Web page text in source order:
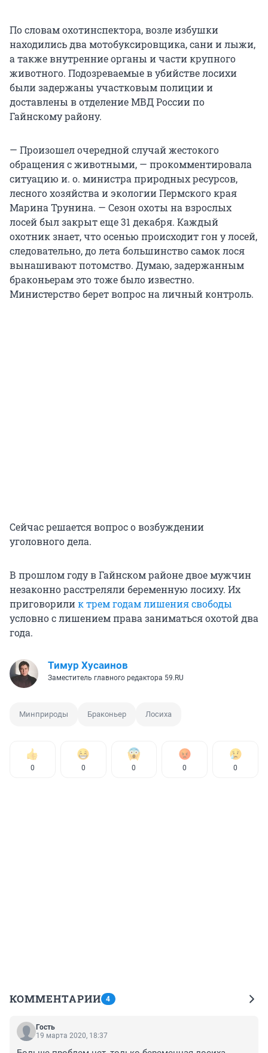
По словам охотинспектора, возле избушки
находились два мотобуксировщика, сани и лыжи,
а также внутренние органы и части крупного
животного. Подозреваемые в убийстве лосихи
были задержаны участковым полиции и
доставлены в отделение МВД России по
Гайнскому району.
— Произошел очередной случай жестокого
обращения с животными, — прокомментировала
ситуацию и. о. министра природных ресурсов,
лесного хозяйства и экологии Пермского края
Марина Трунина. — Сезон охоты на взрослых
лосей был закрыт еще 31 декабря. Каждый
охотник знает, что осенью происходит гон у лосей,
следовательно, до лета большинство самок лося
вынашивают потомство. Думаю, задержанным
браконьерам это тоже было известно.
Министерство берет вопрос на личный контроль.
Сейчас решается вопрос о возбуждении
уголовного дела.
В прошлом году в Гайнском районе двое мужчин
незаконно расстреляли беременную лосиху. Их
приговорилик трем годам лишения свободы
условно с лишением права заниматься охотой два
года.
Тимур Хусаинов
Заместитель главного редактора 59.RU
Минприроды Браконьер Лосиха
0 0 0 0 0
КОММЕНТАРИИ 4
Гость
19 марта 2020, 18:37